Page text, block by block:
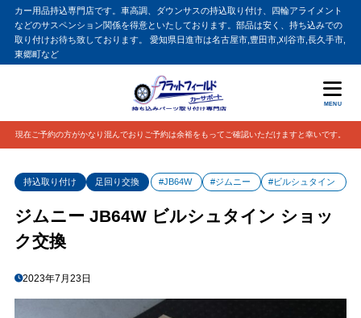
カー用品持込専門店です。車高調、ダウンサスの持込取り付け、四輪アライメント
などのサスペンション関係を得意といたしております。部品は安く、持ち込みでの
取り付けお待ち致しております。 愛知県日進市は名古屋市,豊田市,刈谷市,長久手市,
東郷町など
MENU
現在ご予約の方がかなり混んでおりご予約は余裕をもってご確認いただけますと幸いです。
持込取り付け 足回り交換 #JB64W #ジムニー #ビルシュタイン
ジムニー JB64W ビルシュタイン ショッ
ク交換
2023年7月23日